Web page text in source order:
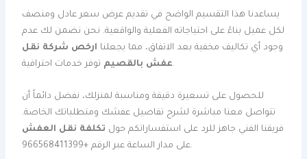
يساعدنا هذا التقسيم الواضح في تقديم عرض سعر عادل ومنصف
لكل عميل بناءً على احتياجاته الفعلية والواقعية. نحن نضمن لك عدم
وجود أي تكاليف مخفية بعد الاتفاق، مما يجعلنا ارخص شركة نقل
عفش بالقصيمتوفر خدمات احترافية.
للحصول على تسعيرة دقيقة ومناسبة لمنزلك، نفضل دائماً أن
تتواصل معنا مباشرة لشرح تفاصيل عفشك ومتطلباتك الخاصة.
فريقنا الفني جاهز للرد على استفساراتكم حول تكلفة نقل العفش
على مدار الساعة عبر الرقم +966568411399.